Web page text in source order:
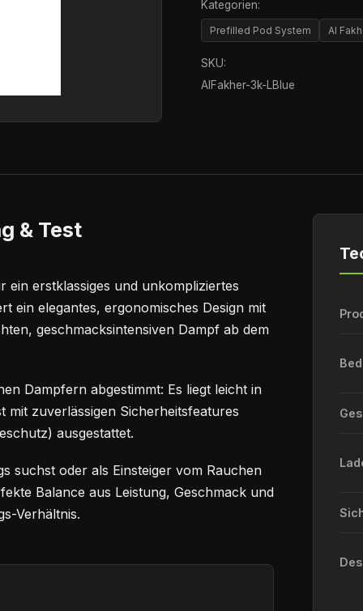
Kategorien:
Prefilled Pod System Al
SKU:
AlFakher-3k-LBlue
& Test
ein erstklassiges und unkompliziertes
ein elegantes, ergonomisches Design mit
geschmacksintensiven Dampf ab dem
Dampfern abgestimmt: Es liegt leicht in
mit zuverlässigen Sicherheitsfeatures
ausgestattet.
suchst oder als Einsteiger vom Rauchen
Balance aus Leistung, Geschmack und
Verhältnis.